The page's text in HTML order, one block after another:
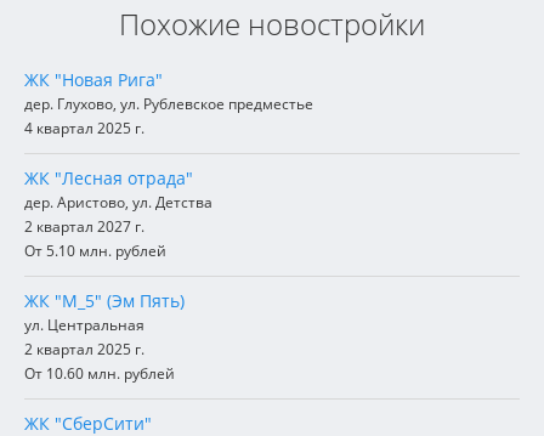
Похожие новостройки
ЖК "Новая Рига"
дер. Глухово, ул. Рублевское предместье
4 квартал 2025 г.
ЖК "Лесная отрада"
дер. Аристово, ул. Детства
2 квартал 2027 г.
От 5.10 млн. рублей
ЖК "М_5" (Эм Пять)
ул. Центральная
2 квартал 2025 г.
От 10.60 млн. рублей
ЖК "СберСити"